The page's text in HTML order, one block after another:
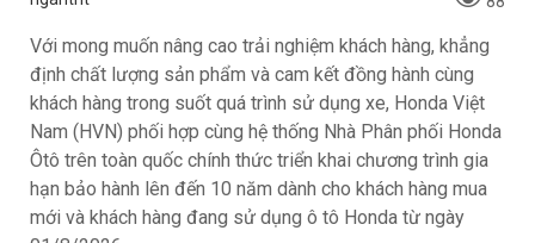
Honda Việt Nam giới thiệu chương trình bảo